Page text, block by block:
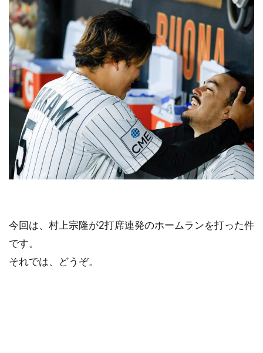
今回は、村上宗隆が2打席連発のホームランを打った件
です。
それでは、どうぞ。